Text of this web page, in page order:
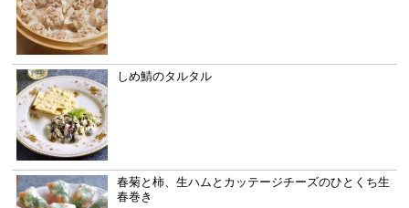
しめ鯖のタルタル
春菊と柿、生ハムとカッテージチーズのひとくち生
春巻き